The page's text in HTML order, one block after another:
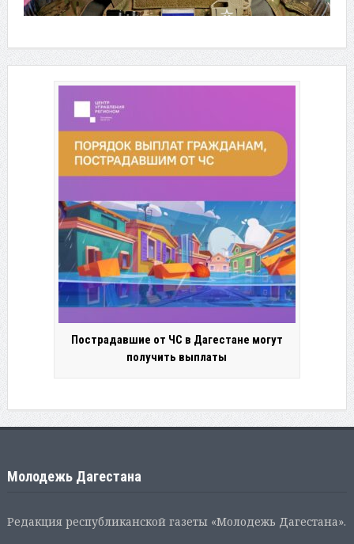
Пострадавшие от ЧС в Дагестане могут
получить выплаты
Молодежь Дагестана
Редакция республиканской газеты «Молодежь Дагестана».